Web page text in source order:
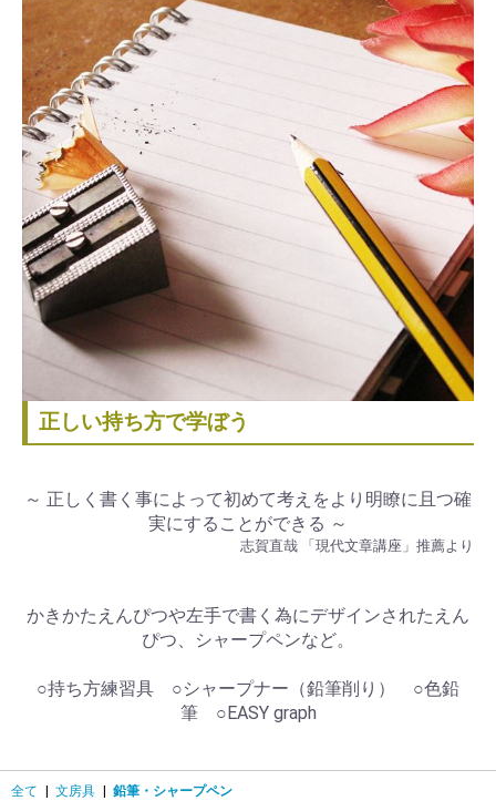
正しい持ち方で学ぼう
～ 正しく書く事によって初めて考えをより明瞭に且つ確
実にすることができる ～
志賀直哉 「現代文章講座」推薦より
かきかたえんぴつや左手で書く為にデザインされたえん
ぴつ、シャープペンなど。
○持ち方練習具 ○シャープナー（鉛筆削り） ○色鉛
筆 ○EASY graph
全て 文房具 鉛筆・シャープペン